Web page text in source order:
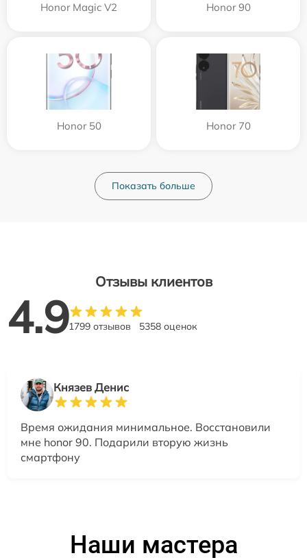
Honor Magic V2 Honor 90
Honor 50 Honor 70
Показать больше
Отзывы клиентов
4.91799 отзывов 5358 оценок
Князев Денис
Время ожидания минимальное. Восстановили
мне honor 90. Подарили вторую жизнь
смартфону
Наши мастера